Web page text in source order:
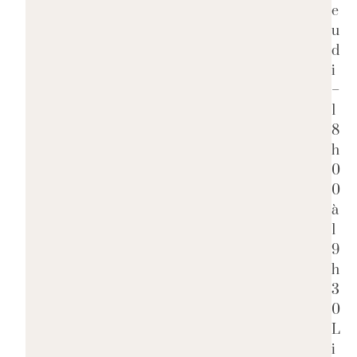
e
u
d
i
–
1
8
h
0
0
à
1
9
h
3
0
L
i